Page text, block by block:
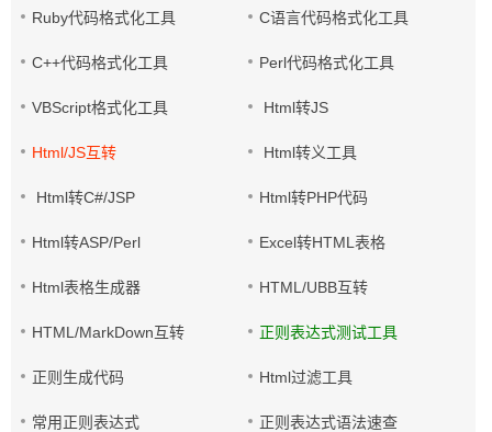
Ruby代码格式化工具 C语言代码格式化工具
C++代码格式化工具 Perl代码格式化工具
VBScript格式化工具 Html转JS
Html/JS互转 Html转义工具
Html转C#/JSP Html转PHP代码
Html转ASP/Perl Excel转HTML表格
Html表格生成器 HTML/UBB互转
HTML/MarkDown互转 正则表达式测试工具
正则生成代码 Html过滤工具
常用正则表达式 正则表达式语法速查